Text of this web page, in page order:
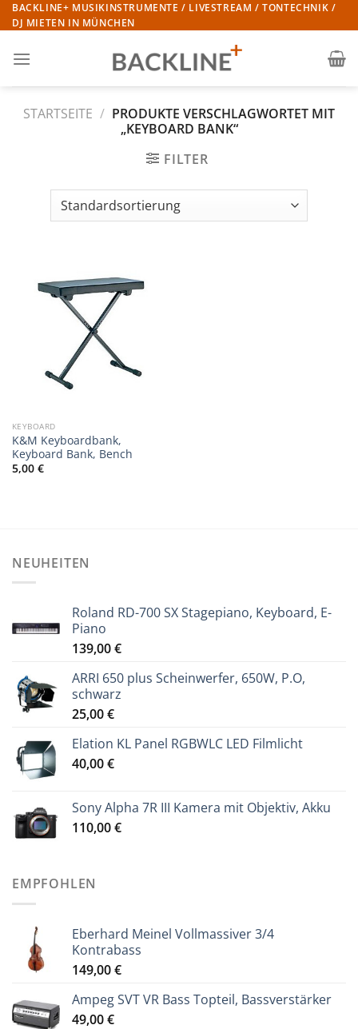
Zum
Inhalt
BACKLINE+ MUSIKINSTRUMENTE / LIVESTREAM / TONTECHNIK /
DJ MIETEN IN MÜNCHEN
STARTSEITE / PRODUKTE VERSCHLAGWORTET MIT
„KEYBOARD BANK“
FILTER
KEYBOARD
K&M Keyboardbank,
Keyboard Bank, Bench
5,00 €
NEUHEITEN
Roland RD-700 SX Stagepiano, Keyboard, E-
Piano
139,00€
ARRI 650 plus Scheinwerfer, 650W, P.O,
schwarz
25,00€
Elation KL Panel RGBWLC LED Filmlicht
40,00€
Sony Alpha 7R III Kamera mit Objektiv, Akku
110,00€
EMPFOHLEN
Eberhard Meinel Vollmassiver 3/4
Kontrabass
149,00€
Ampeg SVT VR Bass Topteil, Bassverstärker
49,00€